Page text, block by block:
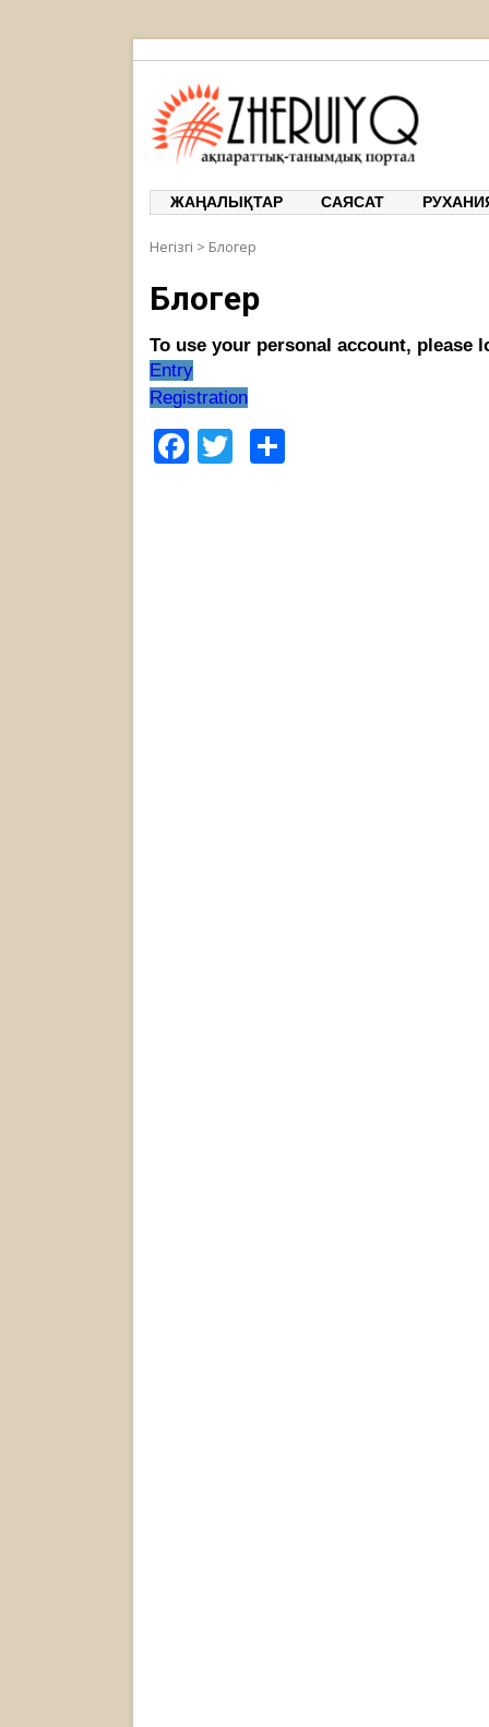
ЖАҢАЛЫҚТАР САЯСАТ
Негізгі > Блогер
Блогер
To use your personal account, please
Entry
Registration
Facebook
Twitter